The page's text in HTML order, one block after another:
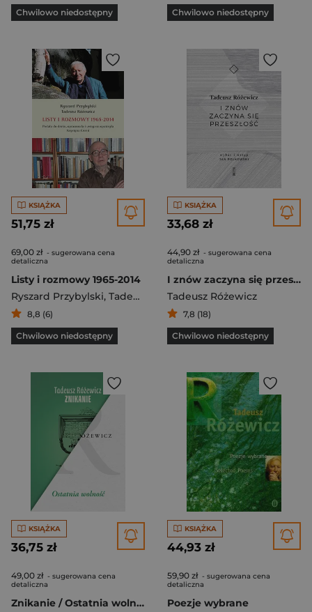
Chwilowo niedostępny Chwilowo niedostępny
KSIĄŻKA
51,75 zł
69,00 zł - sugerowana cena
detaliczna
Listy i rozmowy 1965-2014
Ryszard Przybylski, Tadeusz Różewicz
8,8 (6)
Chwilowo niedostępny
KSIĄŻKA
33,68 zł
44,90 zł - sugerowana cena
detaliczna
I znów zaczyna się przeszłość
Tadeusz Różewicz
7,8 (18)
Chwilowo niedostępny
KSIĄŻKA
36,75 zł
49,00 zł - sugerowana cena
detaliczna
Znikanie / Ostatnia wolność Pakiet
KSIĄŻKA
44,93 zł
59,90 zł - sugerowana cena
detaliczna
Poezje wybrane